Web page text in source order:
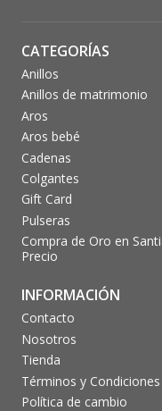
CATEGORÍAS
Anillos
Anillos de matrimonio
Aros
Aros bebé
Cadenas
Colgantes
Gift Card
Pulseras
Compra de Oro en
Precio
INFORMACIÓN
Contacto
Nosotros
Tienda
Términos y Condiciones
Política de cambio